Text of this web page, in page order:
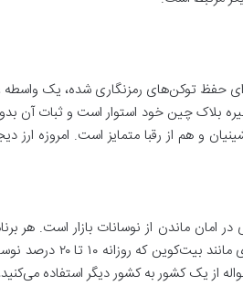
در امان ماندن از نوسانات بازار است. هر
سادگی
از یک کشور به کشور دیگر استفاده